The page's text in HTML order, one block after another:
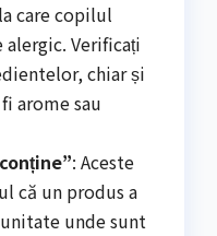
la care copilul
Verificați
chiar și
arome sau
: Aceste
că un produs a
unde sunt